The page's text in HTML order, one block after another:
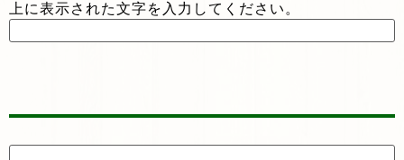
上に表示された文字を入力してください。